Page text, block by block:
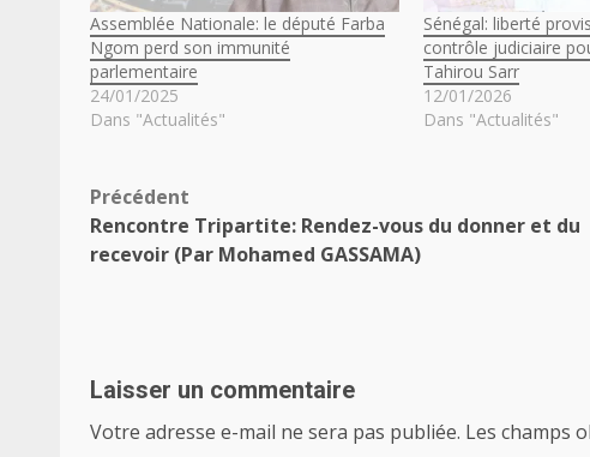
Assemblée Nationale: le député Farba
Ngom perd son immunité
parlementaire
24/01/2025
Dans "Actualités"
Sénégal: liberté
contrôle judiciaire
Tahirou Sarr
12/01/2026
Dans "Actualités"
Navigation
d’article
Précédent
Rencontre Tripartite: Rendez-vous du donner et du
recevoir (Par Mohamed GASSAMA)
Laisser un commentaire
Votre adresse e-mail ne sera pas publiée. Les champs